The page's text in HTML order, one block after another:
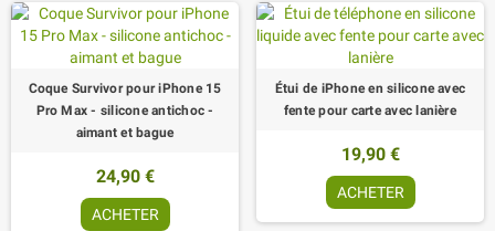
Coque Survivor pour iPhone 15
Pro Max - silicone antichoc -
aimant et bague
24,90 €
ACHETER
Étui de iPhone en silicone avec
fente pour carte avec lanière
19,90 €
ACHETER